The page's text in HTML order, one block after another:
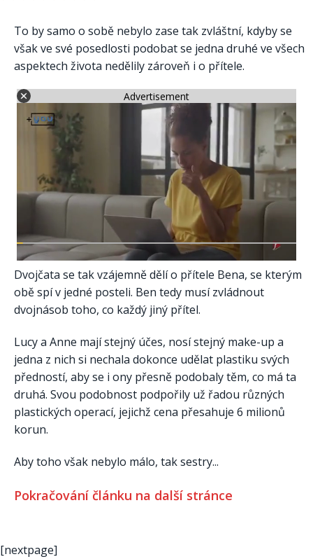
To by samo o sobě nebylo zase tak zvláštní, kdyby se
však ve své posedlosti podobat se jedna druhé ve všech
aspektech života nedělily zároveň i o přítele.
Advertisement
Dvojčata se tak vzájemně dělí o přítele Bena, se kterým
obě spí v jedné posteli. Ben tedy musí zvládnout
dvojnásob toho, co každý jiný přítel.
Lucy a Anne mají stejný účes, nosí stejný make-up a
jedna z nich si nechala dokonce udělat plastiku svých
předností, aby se i ony přesně podobaly těm, co má ta
druhá. Svou podobnost podpořily už řadou různých
plastických operací, jejichž cena přesahuje 6 milionů
korun.
Aby toho však nebylo málo, tak sestry...
Pokračování článku na další stránce
[nextpage]